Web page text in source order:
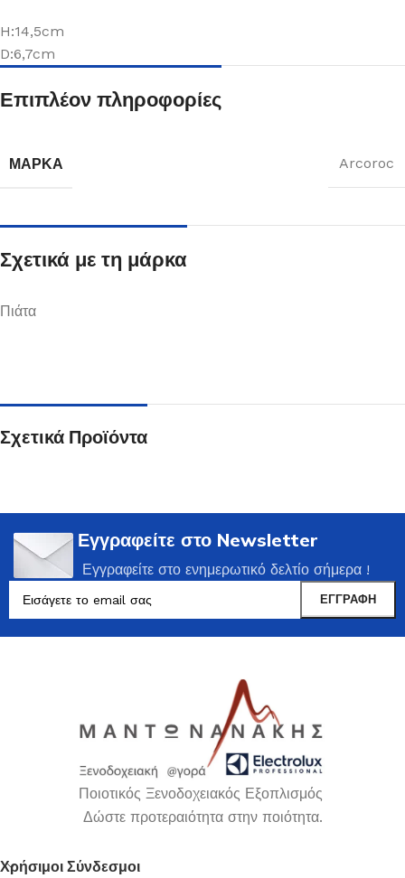
H:14,5cm
D:6,7cm
Επιπλέον πληροφορίες
ΜΆΡΚΑ Arcoroc
Σχετικά με τη μάρκα
Πιάτα
Σχετικά Προϊόντα
Εγγραφείτε στο Newsletter
Εγγραφείτε στο ενημερωτικό δελτίο σήμερα !
Ποιοτικός Ξενοδοχειακός Εξοπλισμός
Δώστε προτεραιότητα στην ποιότητα.
Χρήσιμοι Σύνδεσμοι